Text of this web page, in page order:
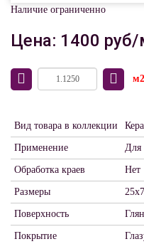
Наличие ограниченно
Цена: 1400
м2
Вид товара в коллекции
Применение Для
Обработка краев Нет
Размеры
Поверхность
Покрытие